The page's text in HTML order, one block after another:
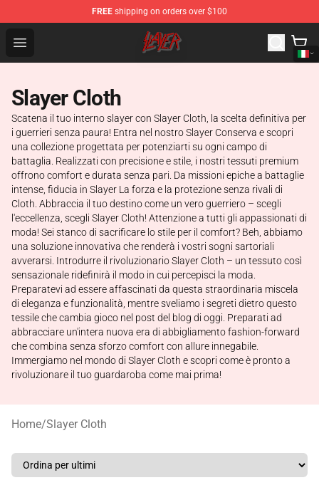
FREE shipping on orders over $100
Open menu
Slayer Store - Official Slayer Merchandise Shop
Slayer Cloth
Scatena il tuo interno slayer con Slayer Cloth, la scelta definitiva per
i guerrieri senza paura! Entra nel nostro Slayer Conserva e scopri
una collezione progettata per potenziarti su ogni campo di
battaglia. Realizzati con precisione e stile, i nostri tessuti premium
offrono comfort e durata senza pari. Da missioni epiche a battaglie
intense, fiducia in Slayer La forza e la protezione senza rivali di
Cloth. Abbraccia il tuo destino come un vero guerriero – scegli
l'eccellenza, scegli Slayer Cloth! Attenzione a tutti gli appassionati di
moda! Sei stanco di sacrificare lo stile per il comfort? Beh, abbiamo
una soluzione innovativa che renderà i vostri sogni sartoriali
avverarsi. Introdurre il rivoluzionario Slayer Cloth – un tessuto così
sensazionale ridefinirà il modo in cui percepisci la moda.
Preparatevi ad essere affascinati da questa straordinaria miscela
di eleganza e funzionalità, mentre sveliamo i segreti dietro questo
tessile che cambia gioco nel post del blog di oggi. Preparati ad
abbracciare un'intera nuova era di abbigliamento fashion-forward
che combina senza sforzo comfort con allure innegabile.
Immergiamo nel mondo di Slayer Cloth e scopri come è pronto a
rivoluzionare il tuo guardaroba come mai prima!
Home/Slayer Cloth